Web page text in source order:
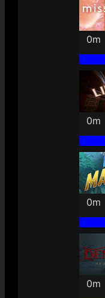
0m
0m
0m
0m